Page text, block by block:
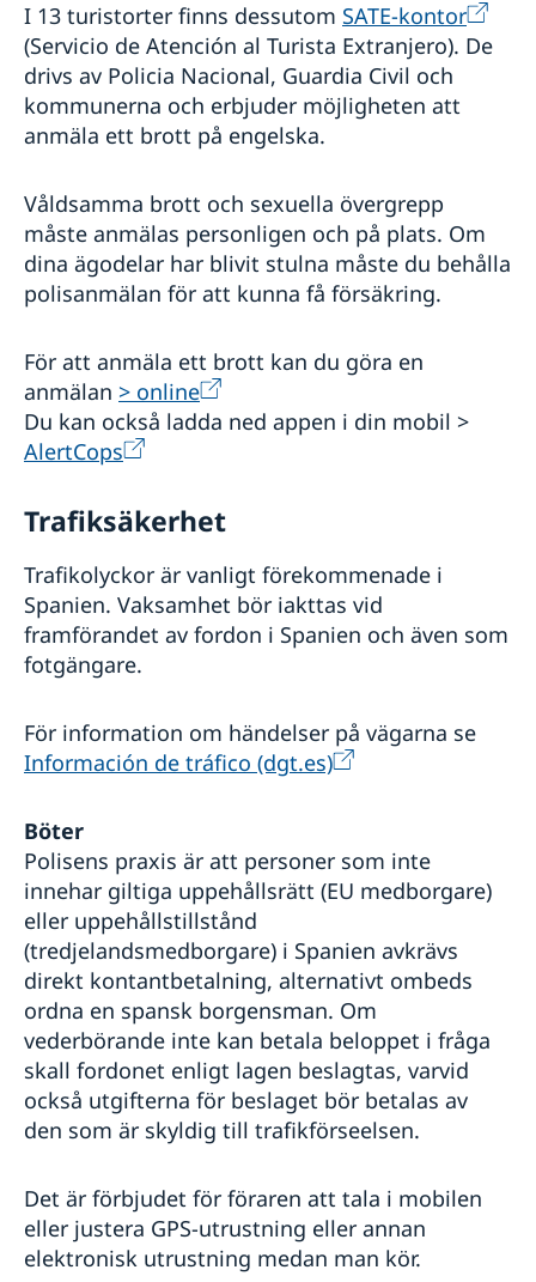
I 13 turistorter finns dessutom SATE-kontor
(Servicio de Atención al Turista Extranjero). De
drivs av Policia Nacional, Guardia Civil och
kommunerna och erbjuder möjligheten att
anmäla ett brott på engelska.
Våldsamma brott och sexuella övergrepp
måste anmälas personligen och på plats. Om
dina ägodelar har blivit stulna måste du behålla
polisanmälan för att kunna få försäkring.
För att anmäla ett brott kan du göra en
anmälan > online
Du kan också ladda ned appen i din mobil >
AlertCops
Trafiksäkerhet
Trafikolyckor är vanligt förekommenade i
Spanien. Vaksamhet bör iakttas vid
framförandet av fordon i Spanien och även som
fotgängare.
För information om händelser på vägarna se
Información de tráfico (dgt.es)
Böter
Polisens praxis är att personer som inte
innehar giltiga uppehållsrätt (EU medborgare)
eller uppehållstillstånd
(tredjelandsmedborgare) i Spanien avkrävs
direkt kontantbetalning, alternativt ombeds
ordna en spansk borgensman. Om
vederbörande inte kan betala beloppet i fråga
skall fordonet enligt lagen beslagtas, varvid
också utgifterna för beslaget bör betalas av
den som är skyldig till trafikförseelsen.
Det är förbjudet för föraren att tala i mobilen
eller justera GPS-utrustning eller annan
elektronisk utrustning medan man kör.